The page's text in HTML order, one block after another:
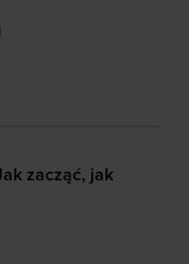
Jak zacząć, jak
zacząć, jak